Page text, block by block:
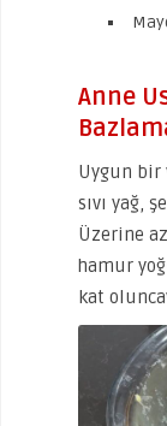
Anne
Uygun bir
sıvı yağ,
Üzerine
hamur
kat